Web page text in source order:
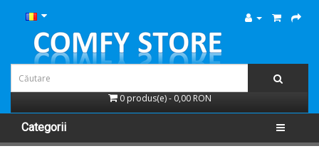
0 produs(e) - 0,00 RON
Categorii